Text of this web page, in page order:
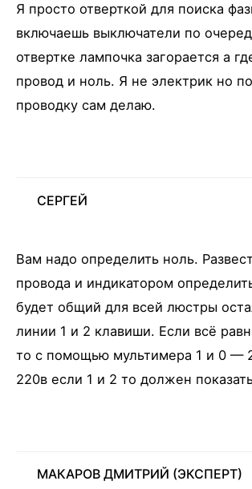
Я просто отверткой для поиска
включаешь выключатели по
отвертке лампочка загорается а
провод и ноль. Я не электрик но
проводку сам делаю.
СЕРГЕЙ
Вам надо определить ноль.
провода и индикатором
будет общий для всей люстры
линии 1 и 2 клавиши. Если всё
то с помощью мультимера 1 и 0 —
220в если 1 и 2 то должен
МАКАРОВ ДМИТРИЙ (ЭКСПЕРТ)